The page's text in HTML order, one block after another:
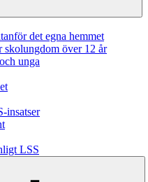
det egna hemmet
över 12 år
unga
insatser
LSS